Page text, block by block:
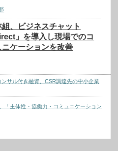
組、ビジネスチャット
」を導入し現場でのコ
ニケーションを改善
サル付き融資、CSR調達先の中小企業
「主体性・協働力・コミュニケーション